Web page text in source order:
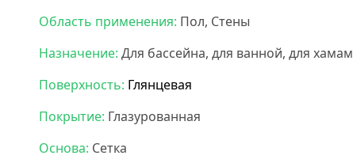
Область применения: Пол, Стены
Назначение: Для бассейна, для ванной, для хамам
Поверхность: Глянцевая
Покрытие: Глазурованная
Основа: Сетка